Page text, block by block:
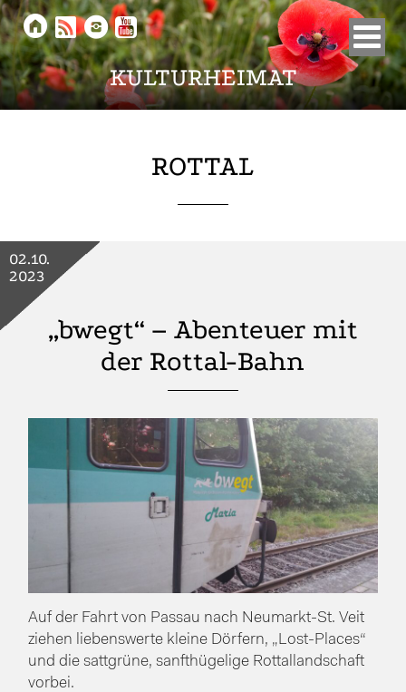
KULTURHEIMAT
    
ROTTAL
„bwegt“ – Abenteuer mit
der Rottal-Bahn
02.10.
2023
Auf der Fahrt von Passau nach Neumarkt-St. Veit
ziehen liebenswerte kleine Dörfern, „Lost-Places“
und die sattgrüne, sanfthügelige Rottallandschaft
vorbei.